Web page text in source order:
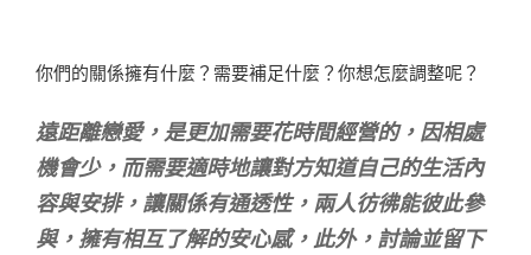
你們的關係擁有什麼？需要補足什麼？你想怎麼調整呢？
遠距離戀愛，是更加需要花時間經營的，因相處
機會少，而需要適時地讓對方知道自己的生活內
容與安排，讓關係有通透性，兩人彷彿能彼此參
與，擁有相互了解的安心感，此外，討論並留下